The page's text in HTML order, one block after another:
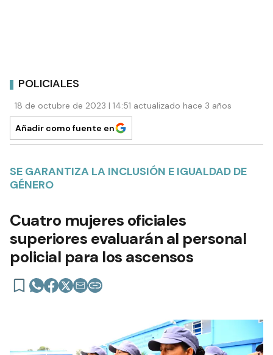
POLICIALES
18 de octubre de 2023 | 14:51 actualizado hace 3 años
Añadir como fuente en
SE GARANTIZA LA INCLUSIÓN E IGUALDAD DE
GÉNERO
Cuatro mujeres oficiales
superiores evaluarán al personal
policial para los ascensos